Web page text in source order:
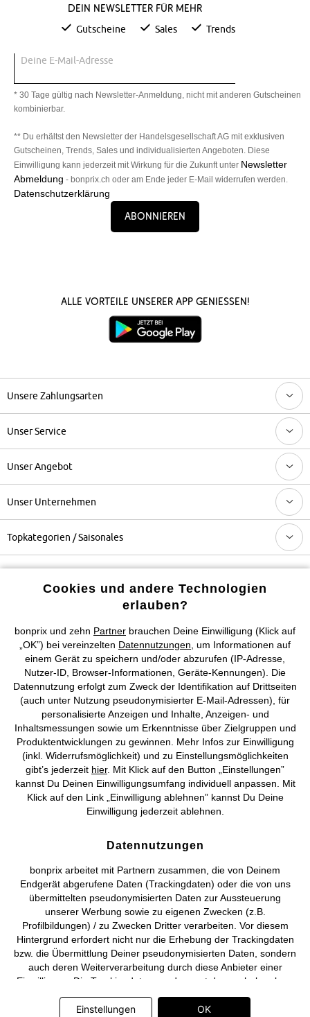
Dein Newsletter für mehr
Gutscheine Sales Trends
Deine E-Mail-Adresse
* 30 Tage gültig nach Newsletter-Anmeldung, nicht mit anderen Gutscheinen
kombinierbar.
** Du erhältst den Newsletter der Handelsgesellschaft AG mit exklusiven
Gutscheinen, Trends, Sales und individualisierten Angeboten. Diese
Einwilligung kann jederzeit mit Wirkung für die Zukunft unter Newsletter
Abmeldung - bonprix.ch oder am Ende jeder E-Mail widerrufen werden.
Datenschutzerklärung
Abonnieren
Alle Vorteile unserer App genießen!
Unsere Zahlungsarten
Unser Service
Unser Angebot
Unser Unternehmen
Topkategorien / Saisonales
Mehr von bonprix auf
Preisangaben inkl. gesetzl. MwSt. und zzgl.
Service- &
Versandkosten
AGB Datenschutz Cookie-Einstellungen Impressum
Vertrag widerrufen
©2026 bonprix.Alle Rechte vorbehalten.
Deutsch Français
Cookies und andere Technologien
erlauben?
bonprix und zehn Partner brauchen Deine Einwilligung (Klick auf
„OK”) bei vereinzelten Datennutzungen , um Informationen auf
einem Gerät zu speichern und/oder abzurufen (IP-Adresse,
Nutzer-ID, Browser-Informationen, Geräte-Kennungen). Die
Datennutzung erfolgt zum Zweck der Identifikation auf Drittseiten
(auch unter Nutzung pseudonymisierter E-Mail-Adressen), für
personalisierte Anzeigen und Inhalte, Anzeigen- und
Inhaltsmessungen sowie um Erkenntnisse über Zielgruppen und
Produktentwicklungen zu gewinnen. Mehr Infos zur Einwilligung
(inkl. Widerrufsmöglichkeit) und zu Einstellungsmöglichkeiten
gibt’s jederzeit hier. Mit Klick auf den Button „Einstellungen”
kannst Du Deinen Einwilligungsumfang individuell anpassen. Mit
Klick auf den Link „Einwilligung ablehnen” kannst Du Deine
Einwilligung jederzeit ablehnen.
Datennutzungen
bonprix arbeitet mit Partnern zusammen, die von Deinem
Endgerät abgerufene Daten (Trackingdaten) oder die von uns
übermittelten pseudonymisierten Daten zur Aussteuerung
unserer Werbung sowie zu eigenen Zwecken (z.B.
Profilbildungen) / zu Zwecken Dritter verarbeiten. Vor diesem
Hintergrund erfordert nicht nur die Erhebung der Trackingdaten
bzw. die Übermittlung Deiner pseudonymisierten Daten, sondern
auch deren Weiterverarbeitung durch diese Anbieter einer
Einwilligung. Die Trackingdaten werden erst dann erhoben bzw.
Deine pseudonymisierten Daten erst dann übermittelt, wenn Du
auf den in dem Banner auf bonprix.de wiedergebenden Button
Einstellungen OK